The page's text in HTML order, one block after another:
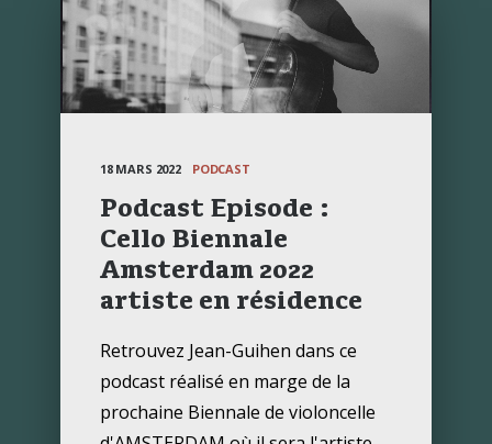
18 MARS 2022 PODCAST
Podcast Episode :
Cello Biennale
Amsterdam 2022
artiste en résidence
Retrouvez Jean-Guihen dans ce
podcast réalisé en marge de la
prochaine Biennale de violoncelle